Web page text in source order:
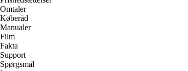
Omtaler
Køberåd
Manualer
Film
Fakta
Support
Spørgsmål